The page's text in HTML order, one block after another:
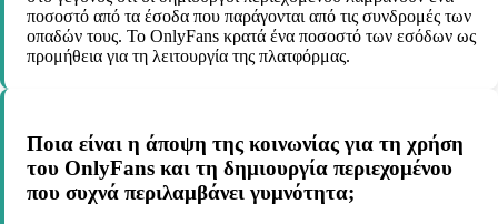
ποσοστό από τα έσοδα που παράγονται από τις συνδρομές των
οπαδών τους. Το OnlyFans κρατά ένα ποσοστό των εσόδων ως
προμήθεια για τη λειτουργία της πλατφόρμας.
Ποια είναι η άποψη της κοινωνίας για τη χρήση
του OnlyFans και τη δημιουργία περιεχομένου
που συχνά περιλαμβάνει γυμνότητα;